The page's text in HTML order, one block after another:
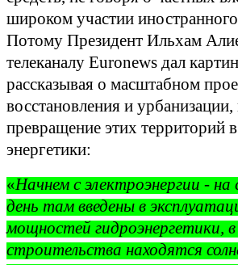
широком участии иностранного
Потому Президент Ильхам
телеканалу Euronews дал
рассказывая о масштабном
восстановления и
превращение этих территорий
энергетики:
«Начнем с электроэнергии - на
день там введены в
мощностей гидроэнергетики, в
строительства находятся